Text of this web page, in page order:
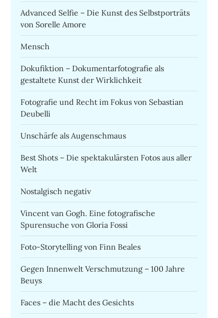
Advanced Selfie – Die Kunst des Selbstporträts
von Sorelle Amore
Mensch
Dokufiktion – Dokumentarfotografie als
gestaltete Kunst der Wirklichkeit
Fotografie und Recht im Fokus von Sebastian
Deubelli
Unschärfe als Augenschmaus
Best Shots – Die spektakulärsten Fotos aus aller
Welt
Nostalgisch negativ
Vincent van Gogh. Eine fotografische
Spurensuche von Gloria Fossi
Foto-Storytelling von Finn Beales
Gegen Innenwelt Verschmutzung – 100 Jahre
Beuys
Faces – die Macht des Gesichts